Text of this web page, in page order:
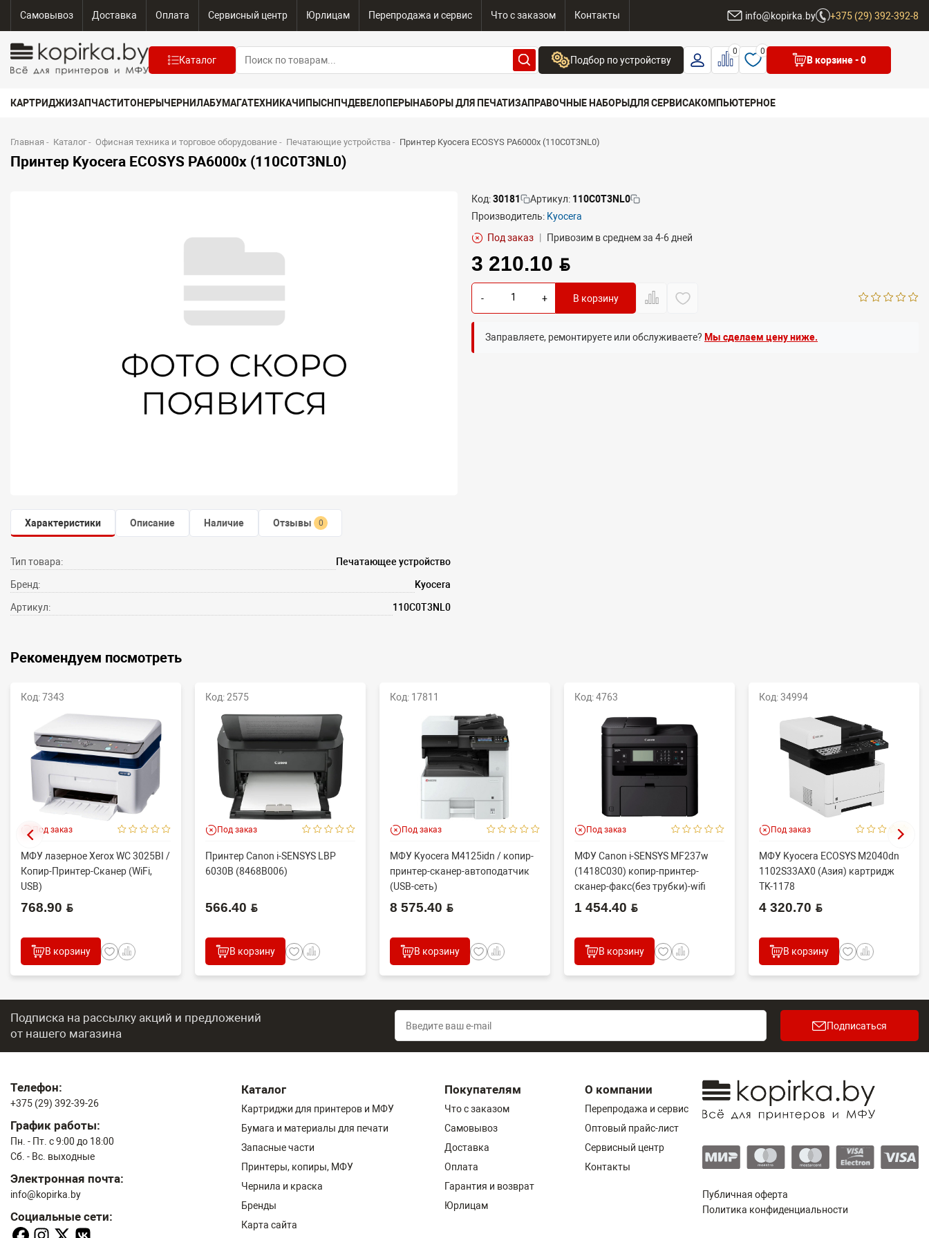
Самовывоз Доставка Оплата Сервисный центр Юрлицам Перепродажа и сервис Что с заказом Контакты info@kopirka.by +375 (29) 392-392-8
Каталог Подбор по устройству
Выберите бренд
Сначала выберите бренд
0 0
В корзине- 0
КАРТРИДЖИЗАПЧАСТИТОНЕРЫ ЧЕРНИЛАБУМАГАТЕХНИКАЧИПЫСНПЧДЕВЕЛОПЕРЫ НАБОРЫ ДЛЯ ПЕЧАТИЗАПРАВОЧНЫЕ НАБОРЫДЛЯ СЕРВИСАКОМПЬЮТЕРНОЕ
Главная - Каталог - Офисная техника и торговое оборудование - Печатающие устройства - Принтер Kyocera ECOSYS PA6000x (110C0T3NL0)
Принтер Kyocera ECOSYS PA6000x (110C0T3NL0)
Характеристики Описание Наличие Отзывы 0
Тип товара: Печатающее устройство
Бренд: Kyocera
Артикул: 110C0T3NL0
Код:30181 Артикул: 110C0T3NL0
Производитель: Kyocera
Под заказ
Привозим в среднем за 4-6 дней
3 210.10 BYN
- + В корзину
Заправляете, ремонтируете или обслуживаете? Мы сделаем цену ниже.
Рекомендуем посмотреть
Код: 7343
Под заказ
МФУ лазерное Xerox WC 3025BI /
Копир-Принтер-Сканер (WiFi,
USB)
768.90 BYN
В корзину
Код: 2575
Под заказ
Принтер Canon i-SENSYS LBP
6030B (8468B006)
566.40 BYN
В корзину
Код: 17811
Под заказ
МФУ Kyocera M4125idn / копир-
принтер-сканер-автоподатчик
(USB-сеть)
8 575.40 BYN
В корзину
Код: 4763
Под заказ
МФУ Canon i-SENSYS MF237w
(1418C030) копир-принтер-
сканер-факс(без трубки)-wifi
1 454.40 BYN
В корзину
Код: 34994
Под заказ
МФУ Kyocera ECOSYS M2040dn
1102S33AX0 (Азия) картридж
TK-1178
4 320.70 BYN
В корзину
Подписка на рассылку акций и предложений
от нашего магазина
Подписаться
Телефон:
+375 (29) 392-39-26
График работы:
Пн. - Пт. с 9:00 до 18:00
Сб. - Вс. выходные
Электронная почта:
info@kopirka.by
Социальные сети:
Каталог
Картриджи для принтеров и МФУ
Бумага и материалы для печати
Запасные части
Принтеры, копиры, МФУ
Чернила и краска
Бренды
Карта сайта
Покупателям
Что с заказом
Самовывоз
Доставка
Оплата
Гарантия и возврат
Юрлицам
О компании
Перепродажа и сервис
Оптовый прайс-лист
Сервисный центр
Контакты
Публичная оферта
Политика конфиденциальности